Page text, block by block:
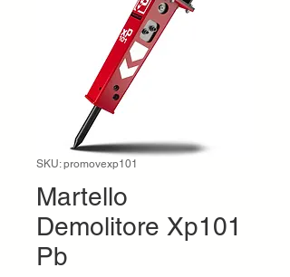
SKU: promovexp101
Martello
Demolitore Xp101
Pb